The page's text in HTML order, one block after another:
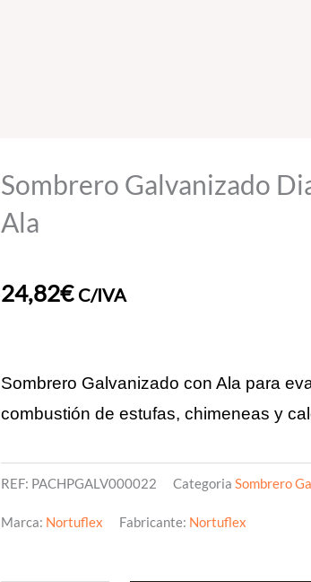
Sombrero Galvanizado
Ala
24,82€ C/IVA
Sombrero Galvanizado con Ala para
combustión de estufas, chimeneas y
REF: PACHPGALV000022 Categoria Sombrero
Marca: Nortuflex Fabricante: Nortuflex